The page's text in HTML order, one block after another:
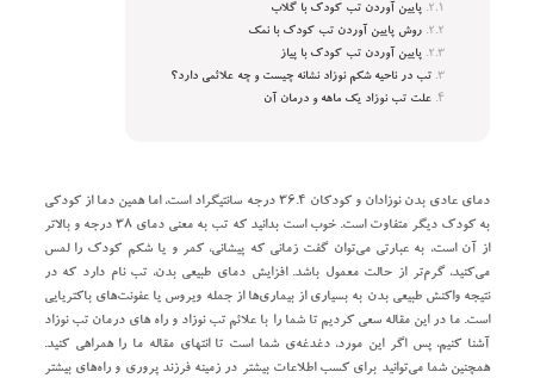
پایین آوردن تب کودک با گلاب
روش پایین آوردن تب کودک با نمک
پایین آوردن تب کودک با پیاز
تب در ناحیه شکم نوزاد نشانه چیست و چه علائمی دارد؟
علت تب نوزاد یک ماهه و درمان آن
دمای عادی بدن نوزادان و کودکان ۳۶.۴ درجه سانتیگراد است، اما همین دما از کودکی
به کودک دیگر متفاوت است. خوب است بدانید که تب به معنی دمای ۳۸ درجه و بالاتر
از آن است، به عبارتی می‌توان گفت زمانی که پیشانی، کمر و یا شکم کودک را لمس
می‌کنید، گرم‌تر از حالت معمول باشد. افزایش دمای طبیعی بدن، تب نام دارد که در
نتیجه واکنش طبیعی بدن به بسیاری از بیماری‌ها از جمله ویروس یا عفونت‌های باکتریایی
است. ما در این مقاله سعی کردیم تا شما را با علائم تب نوزاد و راه‌ های درمان تب نوزاد
آشنا کنیم، پس اگر این مورد، دغدغه‌ی شما است تا انتهای مقاله ما را همراهی کنید.
همچنین شما می‌توانید برای کسب اطلاعات بیشتر در زمینه فرزند پروری و راه‌های بیشتر